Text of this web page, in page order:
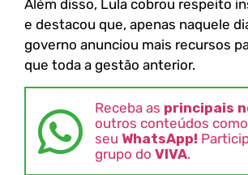
Além disso, Lula cobrou respeito
e destacou que, apenas naquele
governo anunciou mais recursos
que toda a gestão anterior.
Receba as principais
outros conteúdos
seu WhatsApp!
grupo do VIVA.